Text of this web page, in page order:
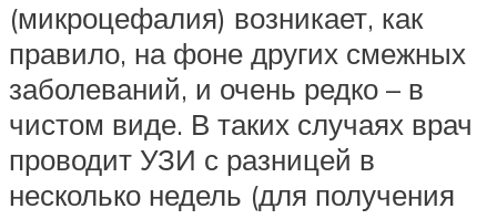
(микроцефалия) возникает, как
правило, на фоне других смежных
заболеваний, и очень редко – в
чистом виде. В таких случаях врач
проводит УЗИ с разницей в
несколько недель (для получения